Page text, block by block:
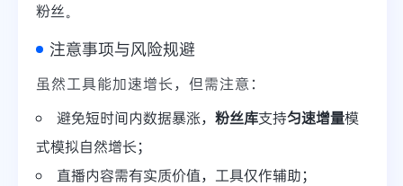
粉丝。
注意事项与风险规避
虽然工具能加速增长，但需注意：
避免短时间内数据暴涨， 粉丝库支持匀速增量模
式模拟自然增长；
直播内容需有实质价值，工具仅作辅助；